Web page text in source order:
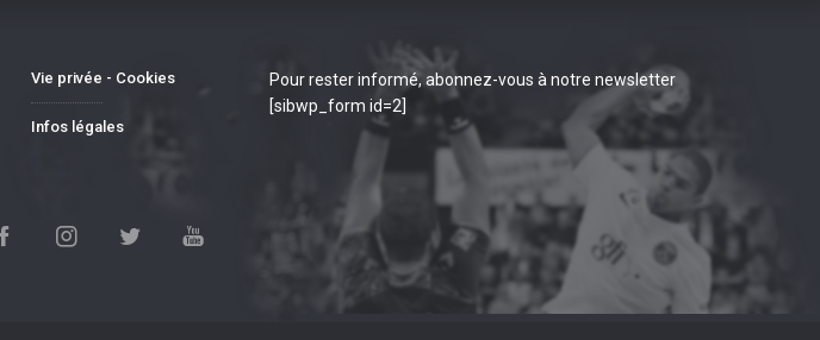
Vie privée - Cookies
Infos légales
Pour rester informé, abonnez-vous à notre newsletter
[sibwp_form id=2]